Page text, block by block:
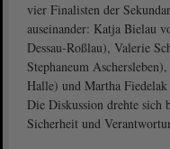
vier Finalisten der
auseinander: Katja Bielau
Dessau-Roßlau), Valerie
Stephaneum
Halle) und Martha
Die Diskussion drehte sich
Sicherheit und